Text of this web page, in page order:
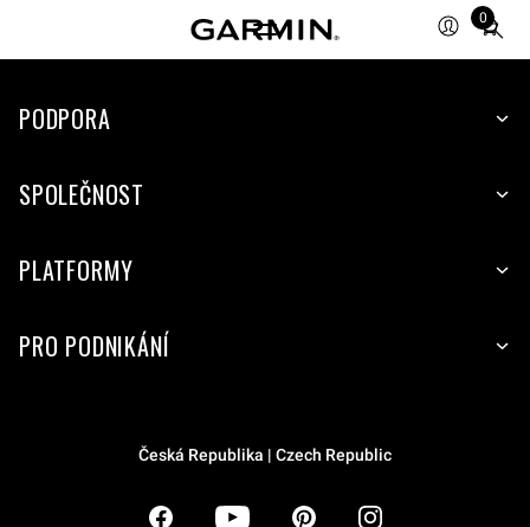
0
Total
items
cart:
PODPORA
SPOLEČNOST
PLATFORMY
PRO PODNIKÁNÍ
Česká Republika | Czech Republic